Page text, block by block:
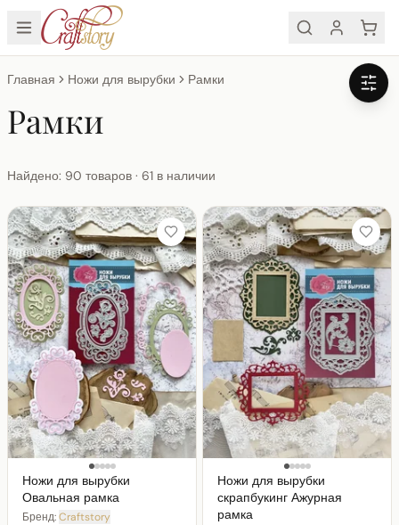
Главная Ножи для вырубки Рамки
Рамки
Найдено: 90 товаров · 61 в наличии
Ножи для вырубки
Овальная рамка
Бренд:Craftstory
Ножи для вырубки
скрапбукинг Ажурная
рамка